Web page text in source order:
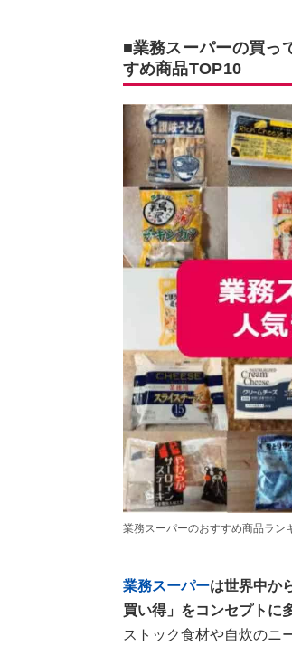
■業務スーパーの買っ
すめ商品TOP10
業務スーパーのおすすめ商品ラン
業務スーパーは世界中か
買い得」をコンセプトに
ストック食材や自炊のニ